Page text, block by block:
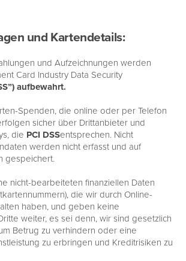
und Kartendetails:
und Aufzeichnungen werden
Card Industry Data Security
aufbewahrt.
Spenden, die online oder per Telefon
sicher über Drittanbieter und
die PCI DSSentsprechen. Nicht
werden nicht erfasst und auf
gespeichert.
nicht-bearbeiteten finanziellen Daten
die wir durch Online-
haben, und geben keine
weiter, es sei denn, wir sind gesetzlich
Betrug zu verhindern oder eine
zu erbringen und Kreditrisiken zu